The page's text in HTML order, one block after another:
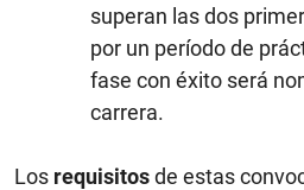
superan las dos
por un período de
fase con éxito será
carrera.
Los requisitosde estas